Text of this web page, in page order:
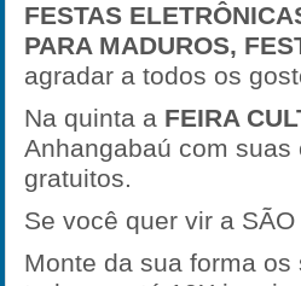
FESTAS
PARA MADUROS,
agradar a todos os
Na quinta a FEIRA
Anhangabaú com
gratuitos.
Se você quer vir a
Monte da sua forma